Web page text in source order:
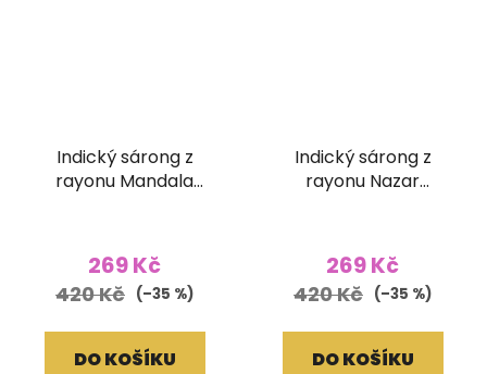
Indický sárong z
rayonu Mandala
269 Kč
420 Kč (–35 %)
DO KOŠÍKU
Indický sárong z
rayonu Nazar
269 Kč
420 Kč (–35 %)
DO KOŠÍKU